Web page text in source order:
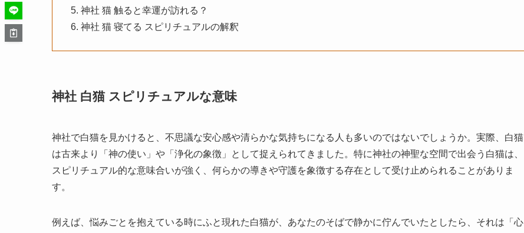
神社 猫 触ると幸運が訪れる？
神社 猫 寝てる スピリチュアルの解釈
神社 白猫 スピリチュアルな意味
神社で白猫を見かけると、不思議な安心感や清らかな気持ちになる人も多いのではないでしょうか。実際、白猫
は古来より「神の使い」や「浄化の象徴」として捉えられてきました。特に神社の神聖な空間で出会う白猫は、
スピリチュアル的な意味合いが強く、何らかの導きや守護を象徴する存在として受け止められることがありま
す。
例えば、悩みごとを抱えている時にふと現れた白猫が、あなたのそばで静かに佇んでいたとしたら、それは「心